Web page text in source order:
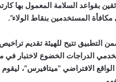
بقواعد السلامة المعمول بها
مكافأة المستخدمين بنقاط الولاء”.
تتيح للهيئة تقديم تراخيص
الدراجات الخضوع لاختبار في
الافتراضي “ميتافيرس”،